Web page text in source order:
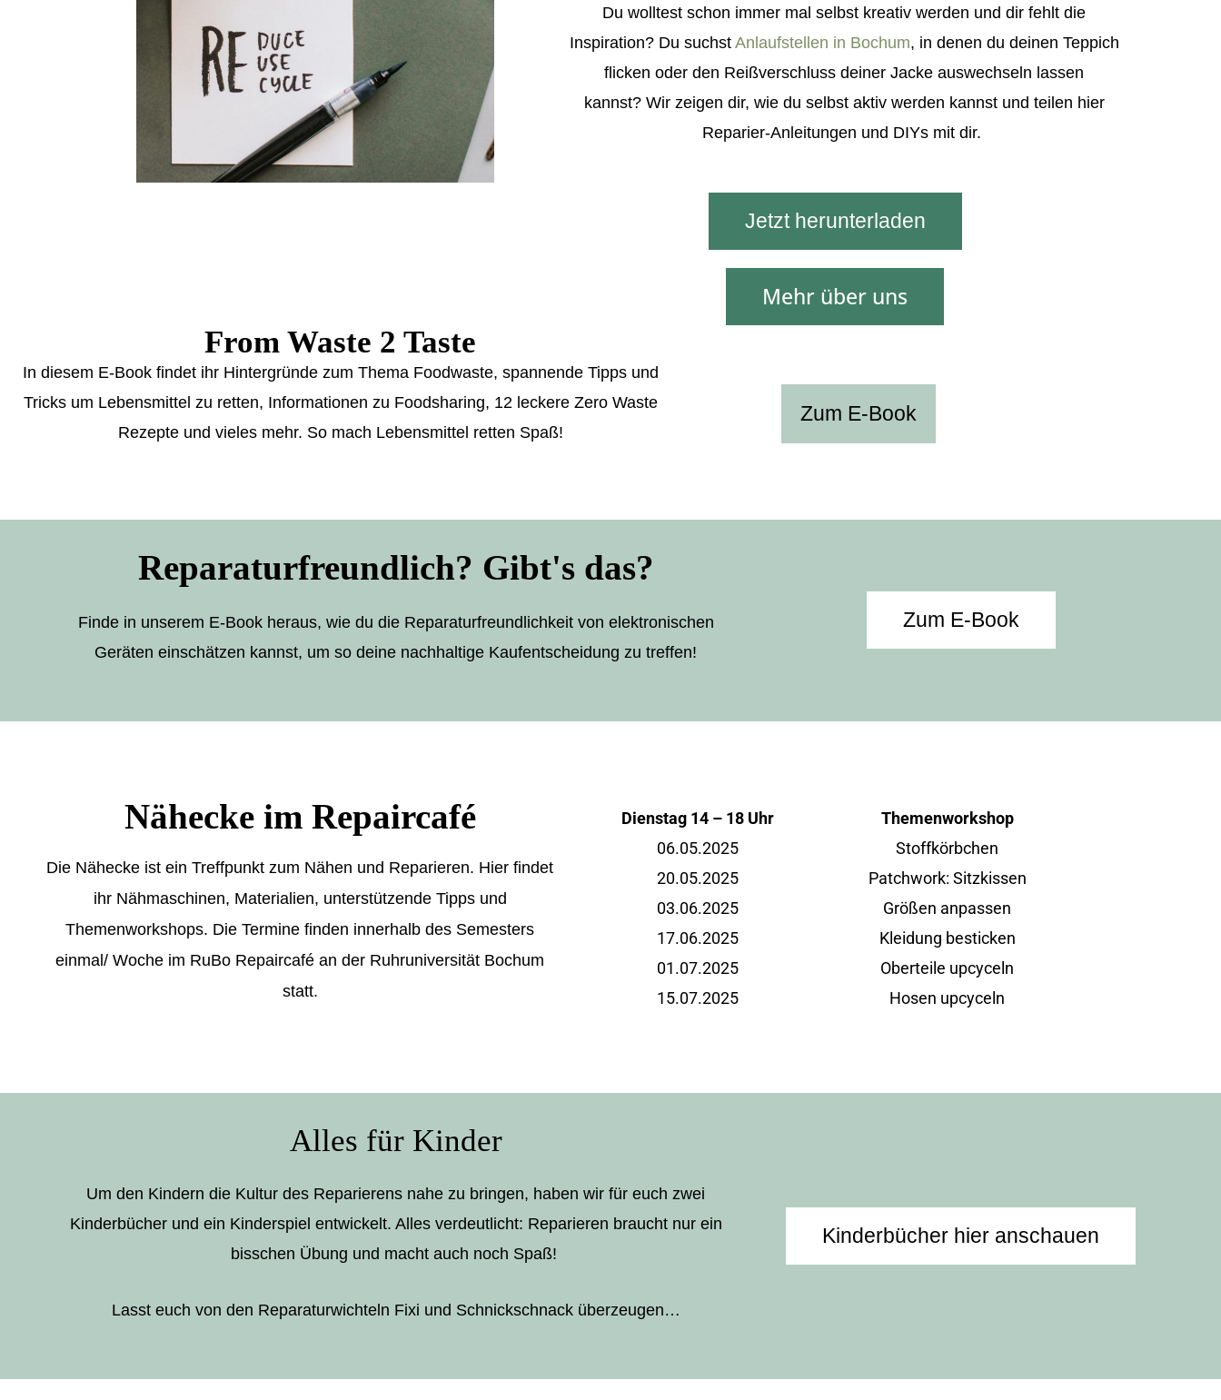
Du wolltest schon immer mal selbst kreativ werden und dir fehlt die
Inspiration? Du suchst Anlaufstellen in Bochum, in denen du deinen Teppich
flicken oder den Reißverschluss deiner Jacke auswechseln lassen
kannst? Wir zeigen dir, wie du selbst aktiv werden kannst und teilen hier
Reparier-Anleitungen und DIYs mit dir.
Jetzt herunterladen
Mehr über uns
From Waste 2 Taste
In diesem E-Book findet ihr Hintergründe zum Thema Foodwaste, spannende Tipps und
Tricks um Lebensmittel zu retten, Informationen zu Foodsharing, 12 leckere Zero Waste
Rezepte und vieles mehr. So mach Lebensmittel retten Spaß!
Zum E-Book
Reparaturfreundlich? Gibt's das?
Finde in unserem E-Book heraus, wie du die Reparaturfreundlichkeit von elektronischen
Geräten einschätzen kannst, um so deine nachhaltige Kaufentscheidung zu treffen!
Zum E-Book
Nähecke im Repaircafé
Die Nähecke ist ein Treffpunkt zum Nähen und Reparieren. Hier findet
ihr Nähmaschinen, Materialien, unterstützende Tipps und
Themenworkshops. Die Termine finden innerhalb des Semesters
einmal/ Woche im RuBo Repaircafé an der Ruhruniversität Bochum
statt.
Dienstag 14 – 18 Uhr
06.05.2025
20.05.2025
03.06.2025
17.06.2025
01.07.2025
15.07.2025
Themenworkshop
Stoffkörbchen
Patchwork: Sitzkissen
Größen anpassen
Kleidung besticken
Oberteile upcyceln
Hosen upcyceln
Alles für Kinder
Um den Kindern die Kultur des Reparierens nahe zu bringen, haben wir für euch zwei
Kinderbücher und ein Kinderspiel entwickelt. Alles verdeutlicht: Reparieren braucht nur ein
bisschen Übung und macht auch noch Spaß!
Lasst euch von den Reparaturwichteln Fixi und Schnickschnack überzeugen…
Kinderbücher hier anschauen